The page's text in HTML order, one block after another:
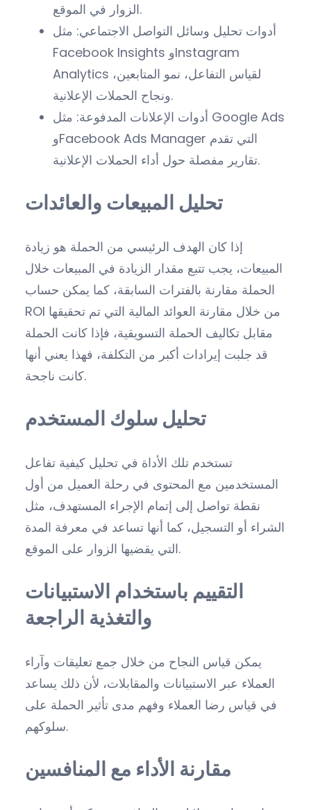
الزوار في الموقع.
أدوات تحليل وسائل التواصل الاجتماعي: مثل
Facebook Insights وInstagram
Analytics لقياس التفاعل، نمو المتابعين،
ونجاح الحملات الإعلانية.
أدوات الإعلانات المدفوعة: مثل Google Ads
وFacebook Ads Manager التي تقدم
تقارير مفصلة حول أداء الحملات الإعلانية.
تحليل المبيعات والعائدات
إذا كان الهدف الرئيسي من الحملة هو زيادة
المبيعات، يجب تتبع مقدار الزيادة في المبيعات خلال
الحملة مقارنة بالفترات السابقة، كما يمكن حساب
ROI من خلال مقارنة العوائد المالية التي تم تحقيقها
مقابل تكاليف الحملة التسويقية، فإذا كانت الحملة
قد جلبت إيرادات أكبر من التكلفة، فهذا يعني أنها
كانت ناجحة.
تحليل سلوك المستخدم
تستخدم تلك الأداة في تحليل كيفية تفاعل
المستخدمين مع المحتوى في رحلة العميل من أول
نقطة تواصل إلى إتمام الإجراء المستهدف، مثل
الشراء أو التسجيل، كما أنها تساعد في معرفة المدة
التي يقضيها الزوار على الموقع.
التقييم باستخدام الاستبيانات
والتغذية الراجعة
يمكن قياس النجاح من خلال جمع تعليقات وآراء
العملاء عبر الاستبيانات والمقابلات، لأن ذلك يساعد
في قياس رضا العملاء وفهم مدى تأثير الحملة على
سلوكهم.
مقارنة الأداء مع المنافسين